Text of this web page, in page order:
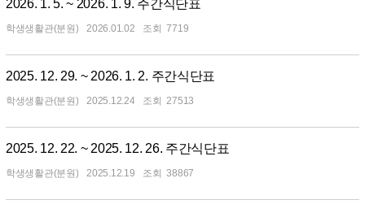
2026. 1. 5. ~ 2026. 1. 9. 주간식단표
학생생활관(분원) 2026.01.02 7719
2025. 12. 29. ~ 2026. 1. 2. 주간식단표
학생생활관(분원) 2025.12.24 27513
2025. 12. 22. ~ 2025. 12. 26. 주간식단표
학생생활관(분원) 2025.12.19 38867